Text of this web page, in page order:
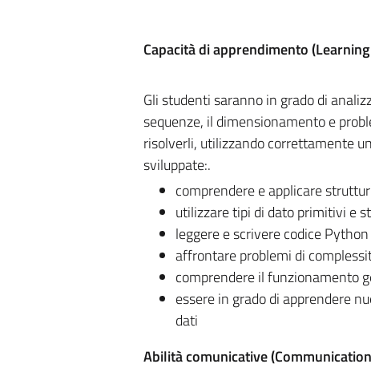
Capacità di apprendimento
Gli studenti saranno in grado di
sequenze, il dimensionamento e
risolverli, utilizzando correttamente
sviluppate:.
comprendere e applicare
utilizzare tipi di dato primitivi e
leggere e scrivere codice
affrontare problemi di
comprendere il funzionamento
essere in grado di apprendere
dati
Abilità comunicative